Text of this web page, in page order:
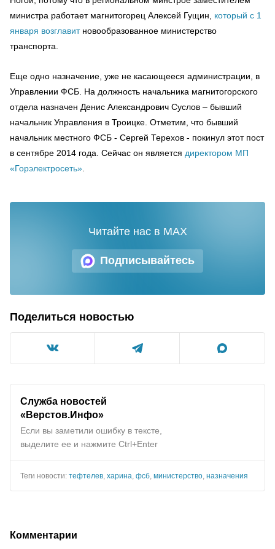
министра работает магнитогорец Алексей Гущин, который с 1
января возглавитновообразованное министерство
транспорта.
Еще одно назначение, уже не касающееся администрации, в
Управлении ФСБ. На должность начальника магнитогорского
отдела назначен Денис Александрович Суслов – бывший
начальник Управления в Троицке. Отметим, что бывший
начальник местного ФСБ - Сергей Терехов - покинул этот пост
в сентябре 2014 года. Сейчас он является директором МП
«Горэлектросеть»
Подписывайтесь
Читайте нас в MAX
Поделиться новостью
Служба новостей
«Верстов.Инфо»
Если вы заметили ошибку в тексте,
выделите ее и нажмите Ctrl+Enter
Теги новости: тефтелев харина фсб министерство назначения
Комментарии